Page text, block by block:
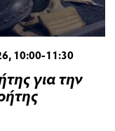
10:00-11:30
για την